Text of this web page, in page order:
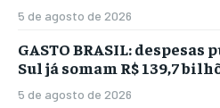
5 de agosto de 2026
GASTO BRASIL:
Sul já somam R$ 139,7
5 de agosto de 2026